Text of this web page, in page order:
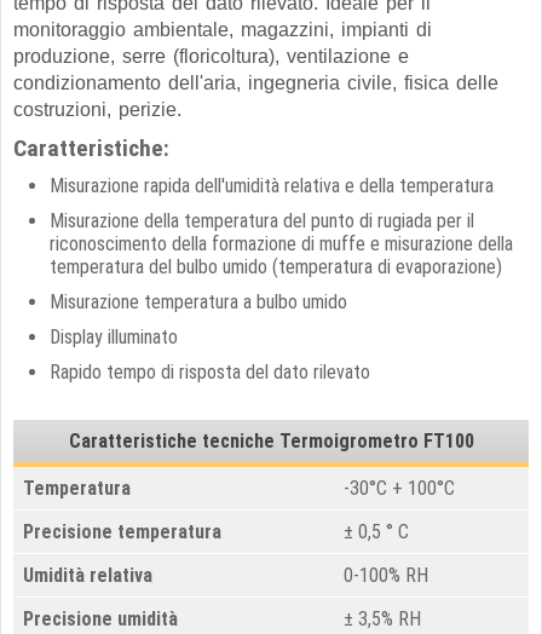
monitoraggio ambientale, magazzini, impianti di
produzione, serre (floricoltura), ventilazione e
condizionamento dell'aria, ingegneria civile, fisica delle
costruzioni, perizie.
Caratteristiche:
Misurazione rapida dell'umidità relativa e della temperatura
Misurazione della temperatura del punto di rugiada per il
riconoscimento della formazione di muffe e misurazione della
temperatura del bulbo umido (temperatura di evaporazione)
Misurazione temperatura a bulbo umido
Display illuminato
Rapido tempo di risposta del dato rilevato
Caratteristiche tecniche Termoigrometro FT100
Temperatura
-30°C + 100°C
Precisione temperatura
± 0,5 ° C
Umidità relativa
0-100% RH
Precisione umidità
± 3,5% RH